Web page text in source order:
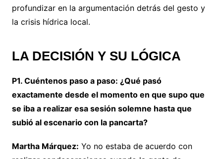
profundizar en la argumentación detrás del gesto y
la crisis hídrica local.
LA DECISIÓN Y SU LÓGICA
P1. Cuéntenos paso a paso: ¿Qué pasó
exactamente desde el momento en que supo que
se iba a realizar esa sesión solemne hasta que
subió al escenario con la pancarta?
Martha Márquez: Yo no estaba de acuerdo con